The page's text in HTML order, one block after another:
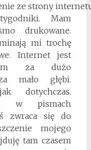
ze strony
Mam
drukowane.
mi trochę
Internet jest
za dużo
mało głębi.
dotychczas.
w pismach
zwraca się do
mojego
tam czasem